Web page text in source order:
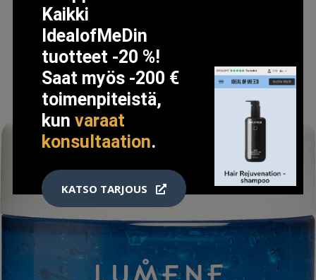
LISÄTIETOJA
Kaikki
IdealofMeDin
tuotteet -20 %!
Saat myös -200 €
toimenpiteistä,
kunvaraat
konsultaation.
KATSO TARJOUS